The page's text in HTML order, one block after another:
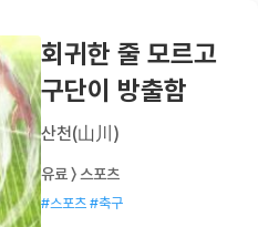
회귀한 줄 모르고
구단이 방출함
산천(山川)
유료 〉 스포츠
#스포츠 #축구